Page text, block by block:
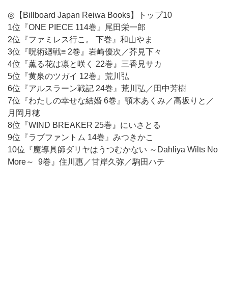
◎【Billboard Japan Reiwa Books】トップ10
1位『ONE PIECE 114巻』尾田栄一郎
2位『ファミレス行こ。 下巻』和山やま
3位『呪術廻戦≡ 2巻』岩崎優次／芥見下々
4位『薫る花は凛と咲く 22巻』三香見サカ
5位『黄泉のツガイ 12巻』荒川弘
6位『アルスラーン戦記 24巻』荒川弘／田中芳樹
7位『わたしの幸せな結婚 6巻』顎木あくみ／高坂りと／
月岡月穂
8位『WIND BREAKER 25巻』にいさとる
9位『ラブファントム 14巻』みつきかこ
10位『魔導具師ダリヤはうつむかない ～Dahliya Wilts No
More～ 9巻 』住川惠／甘岸久弥／駒田ハチ